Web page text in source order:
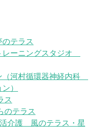
テラス
レーニングスタジオ
河村循環器神経内科
）
ス
のテラス
介護 風のテラス・星